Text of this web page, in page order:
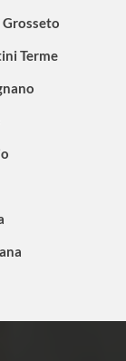
Terme